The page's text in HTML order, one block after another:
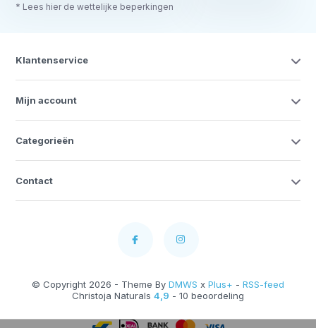
* Lees hier de wettelijke beperkingen
Klantenservice
Mijn account
Categorieën
Contact
© Copyright 2026 - Theme By DMWS x Plus+ - RSS-feed
Christoja Naturals 4,9 - 10 beoordeling